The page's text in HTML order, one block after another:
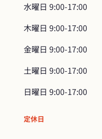
水曜日 9:00-17:00
木曜日 9:00-17:00
金曜日 9:00-17:00
土曜日 9:00-17:00
日曜日 9:00-17:00
定休日